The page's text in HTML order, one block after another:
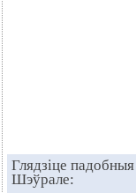
Глядзіце
Шэўрале: